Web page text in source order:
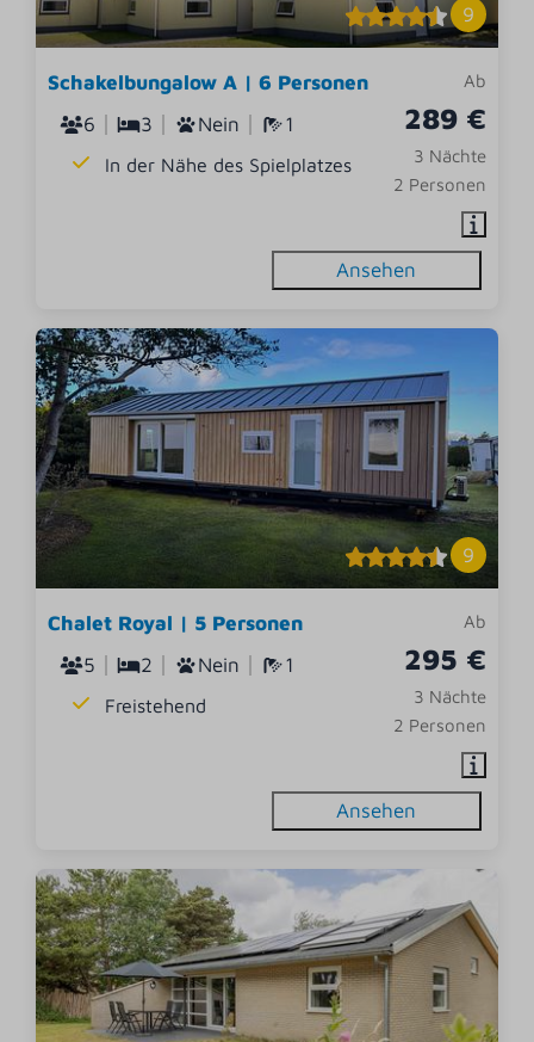
9
Ab
289 €
3 Nächte
2 Personen
Schakelbungalow A | 6 Personen
6
3 Nein 1
In der Nähe des Spielplatzes
Ansehen
9
Ab
295 €
3 Nächte
2 Personen
Chalet Royal | 5 Personen
5
2 Nein 1
Freistehend
Ansehen